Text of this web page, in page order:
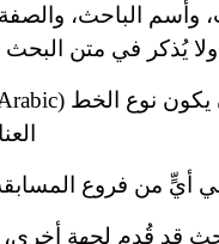
الباحث، والصفة
ولا يُذكر في متن
عن (200) صفحة، ولا يزيد على
قد قُدم لجهة